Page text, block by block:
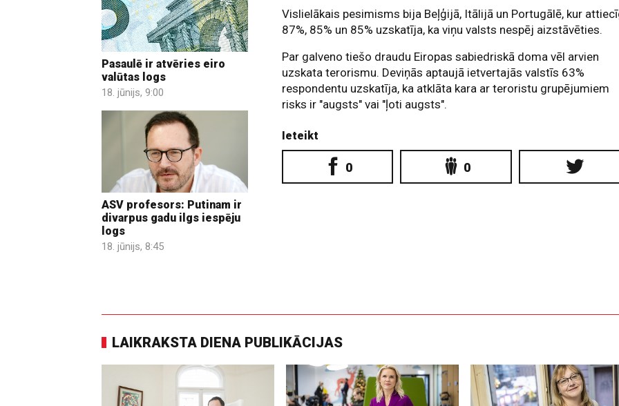
Pasaulē ir atvēries eiro
valūtas logs
18. jūnijs, 9:00
ASV profesors: Putinam ir
divarpus gadu ilgs iespēju
logs
18. jūnijs, 8:45
Vislielākais pesimisms bija Beļģijā, Itālijā un Portugālē, kur
87%, 85% un 85% uzskatīja, ka viņu valsts nespēj aizstāvēties.
Par galveno tiešo draudu Eiropas sabiedriskā doma vēl arvien
uzskata terorismu. Deviņās aptaujā ietvertajās valstīs 63%
respondentu uzskatīja, ka atklāta kara ar teroristu grupējumiem
risks ir "augsts" vai "ļoti augsts".
Ieteikt
0 0
LAIKRAKSTA DIENA PUBLIKĀCIJAS